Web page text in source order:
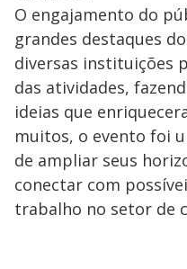
O engajamento do
grandes destaques
diversas instituições
das atividades,
ideias que
muitos, o evento foi
de ampliar seus
conectar com
trabalho no setor de